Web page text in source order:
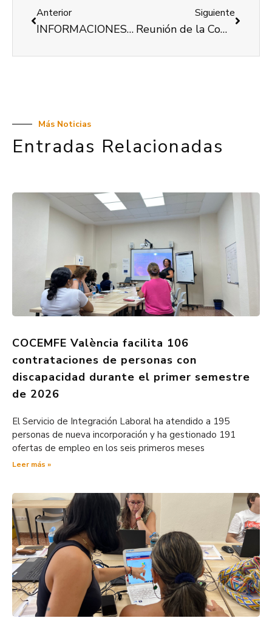
Anterior
INFORMACIONES DE INTERÉS PARA LAS PMR: SOBRE PLAZAS DE APARCAMIENTO, INCIDENCIAS EN LA VÍA PÚBLICA Y MEJORAS EN EL METRO Y EMT VALENCIA
Siguiente
Reunión de la Comisión Contra la Brecha Digital de COCEMFE VALENCIA junio 2023
Más Noticias
Entradas Relacionadas
COCEMFE València facilita 106
contrataciones de personas con
discapacidad durante el primer semestre
de 2026
El Servicio de Integración Laboral ha atendido a 195
personas de nueva incorporación y ha gestionado 191
ofertas de empleo en los seis primeros meses
Leer más »